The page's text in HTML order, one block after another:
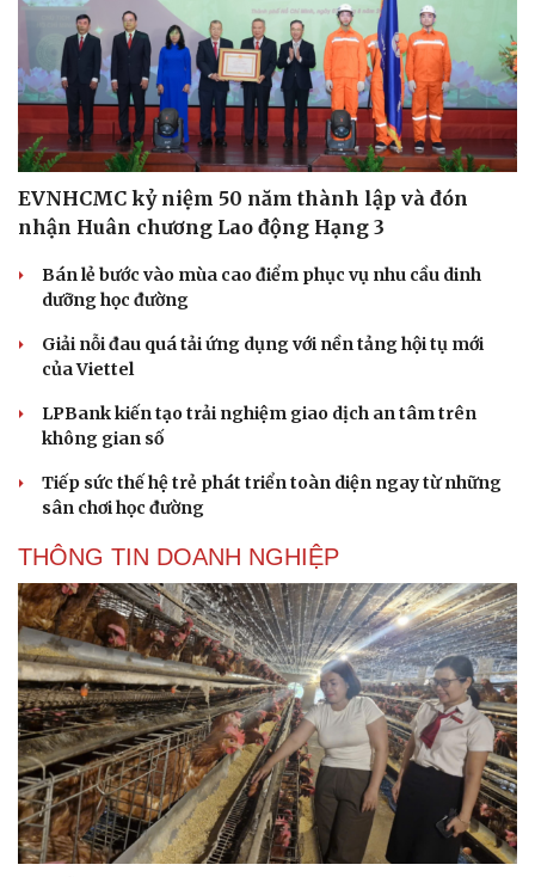
EVNHCMC kỷ niệm 50 năm thành lập và đón
nhận Huân chương Lao động Hạng 3
Bán lẻ bước vào mùa cao điểm phục vụ nhu cầu dinh
dưỡng học đường
Giải nỗi đau quá tải ứng dụng với nền tảng hội tụ mới
của Viettel
LPBank kiến tạo trải nghiệm giao dịch an tâm trên
không gian số
Tiếp sức thế hệ trẻ phát triển toàn diện ngay từ những
sân chơi học đường
THÔNG TIN DOANH NGHIỆP